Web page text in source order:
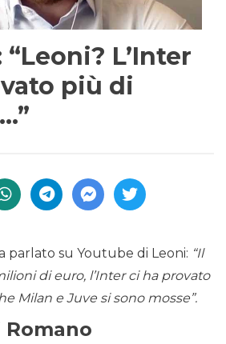
L’Inter
più di
parlato su Youtube di Leoni: “Il
di euro, l’Inter ci ha provato
Milan e Juve si sono mosse”.